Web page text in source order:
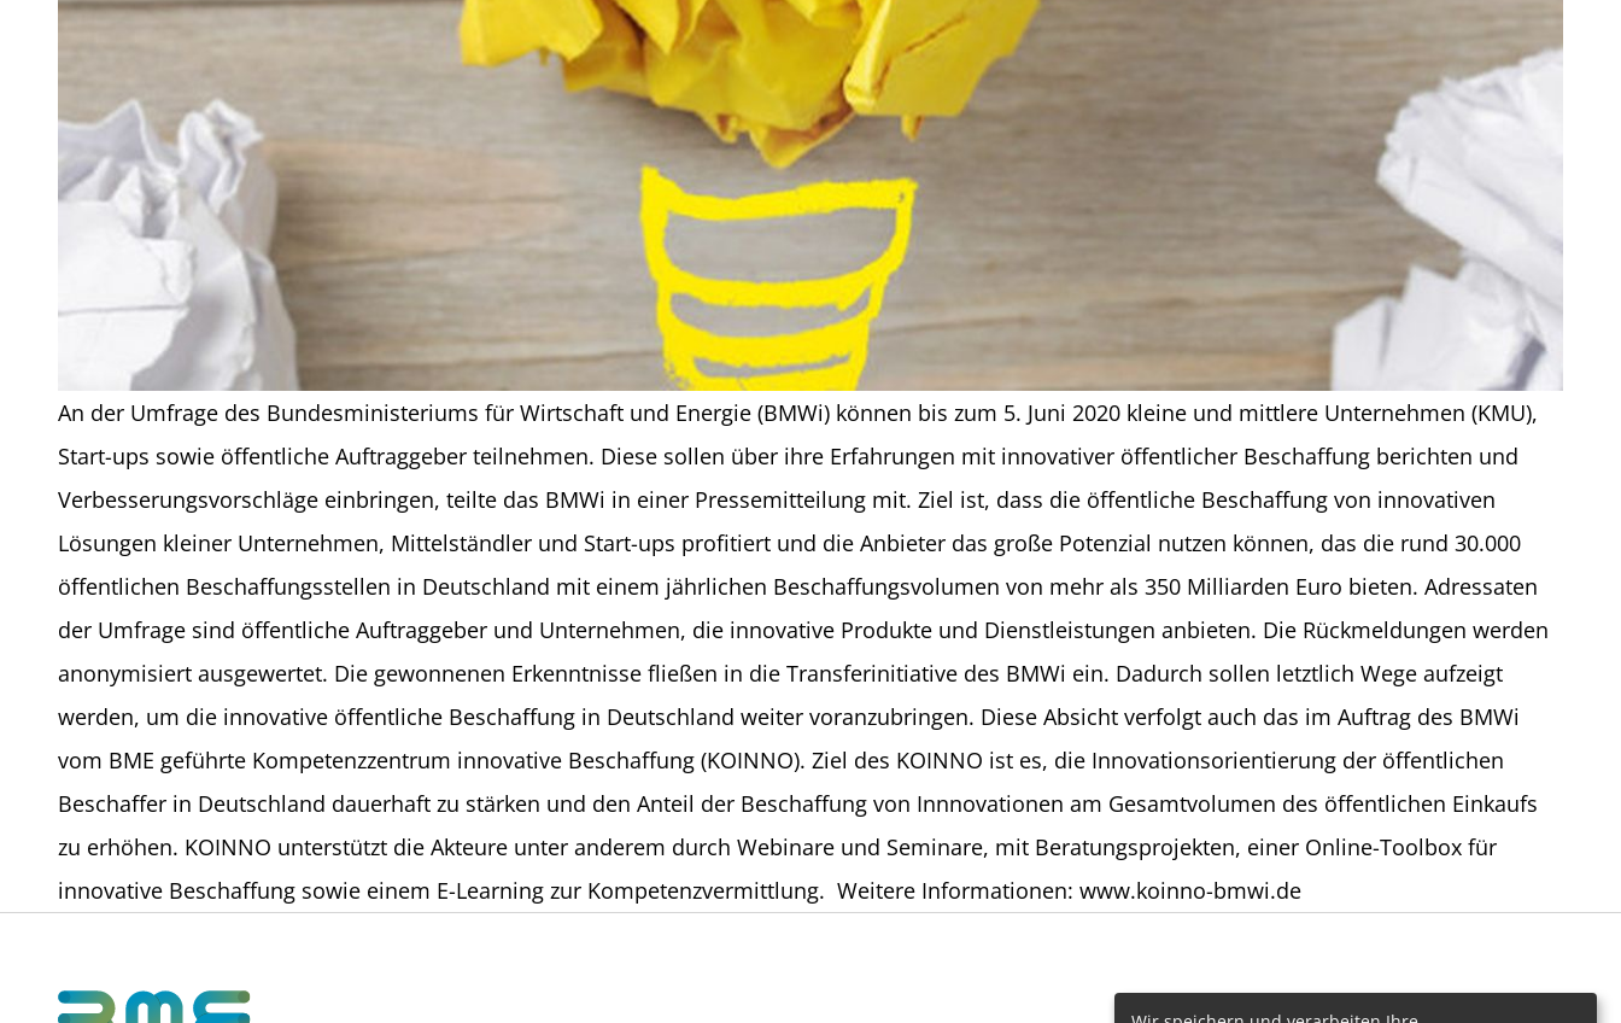
An der Umfrage des Bundesministeriums für Wirtschaft und Energie (BMWi) können bis zum 5. Juni 2020 kleine und mittlere Unternehmen (KMU),
Start-ups sowie öffentliche Auftraggeber teilnehmen. Diese sollen über ihre Erfahrungen mit innovativer öffentlicher Beschaffung berichten und
Verbesserungsvorschläge einbringen, teilte das BMWi in einer Pressemitteilung mit. Ziel ist, dass die öffentliche Beschaffung von innovativen
Lösungen kleiner Unternehmen, Mittelständler und Start-ups profitiert und die Anbieter das große Potenzial nutzen können, das die rund 30.000
öffentlichen Beschaffungsstellen in Deutschland mit einem jährlichen Beschaffungsvolumen von mehr als 350 Milliarden Euro bieten. Adressaten
der Umfrage sind öffentliche Auftraggeber und Unternehmen, die innovative Produkte und Dienstleistungen anbieten. Die Rückmeldungen werden
anonymisiert ausgewertet. Die gewonnenen Erkenntnisse fließen in die Transferinitiative des BMWi ein. Dadurch sollen letztlich Wege aufzeigt
werden, um die innovative öffentliche Beschaffung in Deutschland weiter voranzubringen. Diese Absicht verfolgt auch das im Auftrag des BMWi
vom BME geführte Kompetenzzentrum innovative Beschaffung (KOINNO). Ziel des KOINNO ist es, die Innovationsorientierung der öffentlichen
Beschaffer in Deutschland dauerhaft zu stärken und den Anteil der Beschaffung von Innnovationen am Gesamtvolumen des öffentlichen Einkaufs
zu erhöhen. KOINNO unterstützt die Akteure unter anderem durch Webinare und Seminare, mit Beratungsprojekten, einer Online-Toolbox für
innovative Beschaffung sowie einem E-Learning zur Kompetenzvermittlung. Weitere Informationen: www.koinno-bmwi.de